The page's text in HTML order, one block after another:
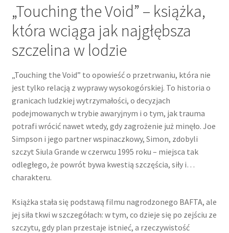
„Touching the Void” – książka,
która wciąga jak najgłębsza
szczelina w lodzie
„Touching the Void” to opowieść o przetrwaniu, która nie
jest tylko relacją z wyprawy wysokogórskiej. To historia o
granicach ludzkiej wytrzymałości, o decyzjach
podejmowanych w trybie awaryjnym i o tym, jak trauma
potrafi wrócić nawet wtedy, gdy zagrożenie już minęło. Joe
Simpson i jego partner wspinaczkowy, Simon, zdobyli
szczyt Siula Grande w czerwcu 1995 roku – miejsca tak
odległego, że powrót bywa kwestią szczęścia, siły i…
charakteru.
Książka stała się podstawą filmu nagrodzonego BAFTA, ale
jej siła tkwi w szczegółach: w tym, co dzieje się po zejściu ze
szczytu, gdy plan przestaje istnieć, a rzeczywistość